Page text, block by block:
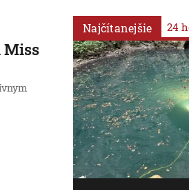
Miss
Najčítanejšie 24